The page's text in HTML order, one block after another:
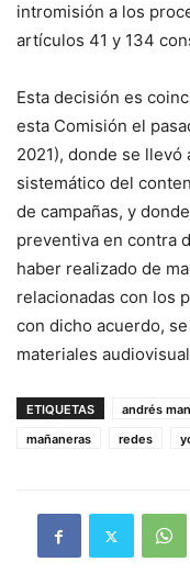
intromisión a los
artículos 41 y 134
Esta decisión es
esta Comisión el
2021), donde se
sistemático del
de campañas, y
preventiva en contra
haber realizado de
relacionadas con los
con dicho acuerdo,
materiales
ETIQUETAS andrés
mañaneras
redes